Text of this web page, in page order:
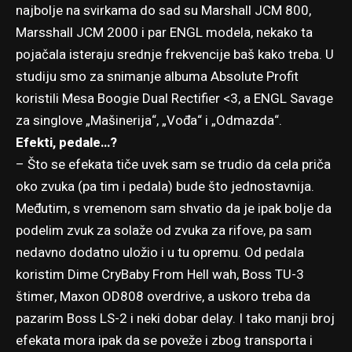
najbolje na svirkama do sad su Marshall JCM 800,
Marsshall JCM 2000 i par ENGL modela, nekako ta
pojačala isteraju srednje frekvencije baš kako treba. U
studiju smo za snimanje albumaAbsolute Profit
koristili Mesa Boogie Dual Rectifier <3, a ENGL Savage
za singlove „Mašinerija“, „Vođa“ i „Odmazda“.
Efekti, pedale…?
– Što se efekata tiče uvek sam se trudio da cela priča
oko zvuka (pa tim i pedala) bude što jednostavnija.
Međutim, s vremenom sam shvatio da je ipak bolje da
podelim zvuk za solaže od zvuka za rifove, pa sam
nedavno dodatno uložio i u tu opremu. Od pedala
koristim Dime CryBaby From Hell wah, Boss TU-3
štimer, Maxon OD808 overdrive, a uskoro treba da
pazarim Boss LS-2 i neki dobar delay. I tako manji broj
efekata mora ipak da se poveže i zbog transporta i